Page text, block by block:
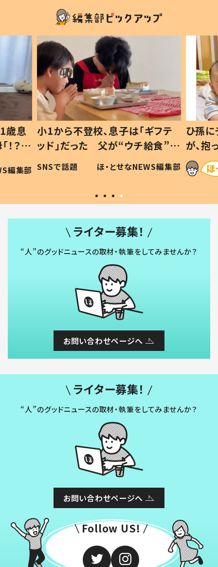
歳息
？」
編集部
小1から不登校、息子は「ギフテ
ッド」だった 父が“ウチ給食”を
作り続ける理由とは #令和の親
#令和の子
SNSで話題 ほ・とせなNEWS編集部
ひ孫
が、
「涙が
い」
ライター募集！
“人”のグッドニュースの取材・執筆をしてみませんか？
お問い合わせページへ
ライター募集！
“人”のグッドニュースの取材・執筆をしてみませんか？
お問い合わせページへ
Follow US!